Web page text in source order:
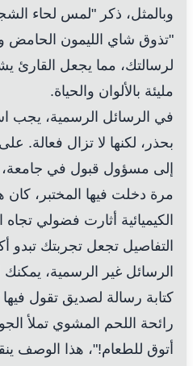
وبالمثل، ذكر "لمس لحاء
"تذوق شاي الليمون الحامض
لرسالتك، مما يجعل القارئ
مليئة بالألوان والحياة.
في الرسائل الرسمية، يجب
بحذر، لكنها لا تزال فعالة.
إلى مسؤول قبول في
مرة دخلت فيها المختبر، كان
الكيميائية أثارت فضولي
التفاصيل تجعل تجربتك تبدو
الرسائل غير الرسمية، يمكنك
كتابة رسالة لصديق تقول
رائحة اللحم المشوي تملأ
أتوق للطعام!"، هذا الوصف